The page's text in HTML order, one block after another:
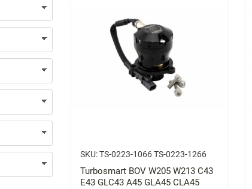
SKU: TS-0223-1066 TS-0223-1266
Turbosmart BOV W205 W213 C43
E43 GLC43 A45 GLA45 CLA45